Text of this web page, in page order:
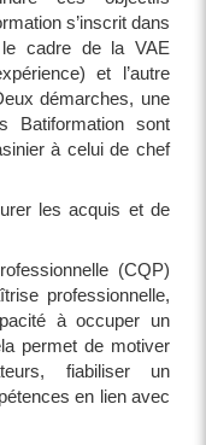
s’inscrit dans
cadre de la VAE
et l’autre
démarches, une
Batiformation sont
à celui de chef
les acquis et de
(CQP)
professionnelle,
à occuper un
permet de motiver
fiabiliser un
en lien avec